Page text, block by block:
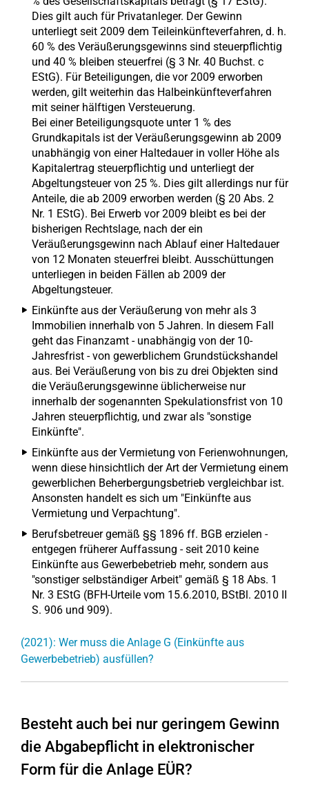
Dies gilt auch für Privatanleger. Der Gewinn
unterliegt seit 2009 dem Teileinkünfteverfahren, d. h.
60 % des Veräußerungsgewinns sind steuerpflichtig
und 40 % bleiben steuerfrei (§ 3 Nr. 40 Buchst. c
EStG). Für Beteiligungen, die vor 2009 erworben
werden, gilt weiterhin das Halbeinkünfteverfahren
mit seiner hälftigen Versteuerung.
Bei einer Beteiligungsquote unter 1 % des
Grundkapitals ist der Veräußerungsgewinn ab 2009
unabhängig von einer Haltedauer in voller Höhe als
Kapitalertrag steuerpflichtig und unterliegt der
Abgeltungsteuer von 25 %. Dies gilt allerdings nur für
Anteile, die ab 2009 erworben werden (§ 20 Abs. 2
Nr. 1 EStG). Bei Erwerb vor 2009 bleibt es bei der
bisherigen Rechtslage, nach der ein
Veräußerungsgewinn nach Ablauf einer Haltedauer
von 12 Monaten steuerfrei bleibt. Ausschüttungen
unterliegen in beiden Fällen ab 2009 der
Abgeltungsteuer.
Einkünfte aus der Veräußerung von mehr als 3
Immobilien innerhalb von 5 Jahren. In diesem Fall
geht das Finanzamt - unabhängig von der 10-
Jahresfrist - von gewerblichem Grundstückshandel
aus. Bei Veräußerung von bis zu drei Objekten sind
die Veräußerungsgewinne üblicherweise nur
innerhalb der sogenannten Spekulationsfrist von 10
Jahren steuerpflichtig, und zwar als "sonstige
Einkünfte".
Einkünfte aus der Vermietung von Ferienwohnungen,
wenn diese hinsichtlich der Art der Vermietung einem
gewerblichen Beherbergungsbetrieb vergleichbar ist.
Ansonsten handelt es sich um "Einkünfte aus
Vermietung und Verpachtung".
Berufsbetreuer gemäß §§ 1896 ff. BGB erzielen -
entgegen früherer Auffassung - seit 2010 keine
Einkünfte aus Gewerbebetrieb mehr, sondern aus
"sonstiger selbständiger Arbeit" gemäß § 18 Abs. 1
Nr. 3 EStG (BFH-Urteile vom 15.6.2010, BStBl. 2010 II
S. 906 und 909).
(2021): Wer muss die Anlage G (Einkünfte aus
Gewerbebetrieb) ausfüllen?
Besteht auch bei nur geringem Gewinn
die Abgabepflicht in elektronischer
Form für die Anlage EÜR?